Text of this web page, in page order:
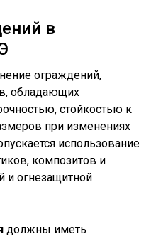
в
ограждений,
обладающих
стойкостью к
при изменениях
использование
композитов и
и огнезащитной
должны иметь